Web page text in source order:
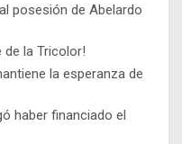
posesión de Abelardo
de la Tricolor!
la esperanza de
haber financiado el